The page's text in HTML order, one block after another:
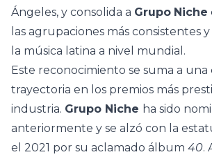
Ángeles, y consolida a Grupo Niche
las agrupaciones más consistentes
la música latina a nivel mundial.
Este reconocimiento se suma a una
trayectoria en los premios más
industria. Grupo Niche ha sido
anteriormente y se alzó con la
el 2021 por su aclamado álbum 40.